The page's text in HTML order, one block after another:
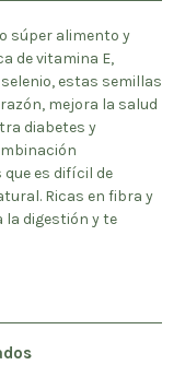
súper alimento y
de vitamina E,
estas semillas
mejora la salud
diabetes y
es difícil de
Ricas en fibra y
la digestión y te